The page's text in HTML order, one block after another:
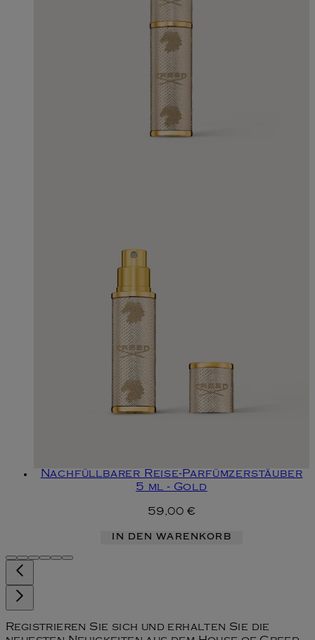
Nachfüllbarer Reise-Parfümzerstäuber
5 ml - Gold
59,00 €
IN DEN WARENKORB
Registrieren Sie sich und erhalten Sie die